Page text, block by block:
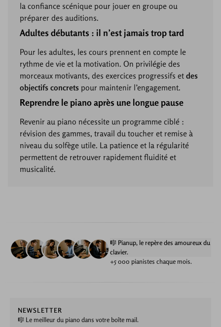
la confiance scénique pour jouer en groupe ou
préparer des auditions.
Adultes débutants : il n’est jamais trop tard
Pour les adultes, les cours prennent en compte le
rythme de vie et la motivation. On privilégie des
morceaux motivants, des exercices progressifs et des
objectifs concrets pour maintenir l’engagement.
Reprendre le piano après une longue pause
Revenir au piano nécessite un programme ciblé :
révision des gammes, travail du toucher et remise à
niveau du solfège utile. La patience et la régularité
permettent de retrouver rapidement fluidité et
musicalité.
🎼 Pianup, le repère des amoureux du
clavier.
+5 000 pianistes chaque mois.
NEWSLETTER
🎼 Le meilleur du piano dans votre boîte mail.